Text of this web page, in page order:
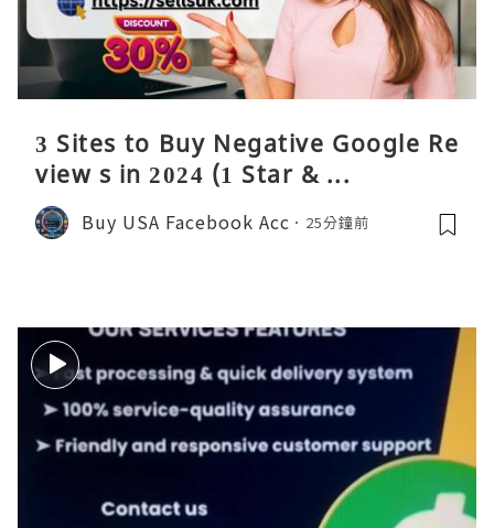
3 Sites to Buy Negative Google Re
view s in 2024 (1 Star & ...
Buy USA Facebook Acc 25分鐘前